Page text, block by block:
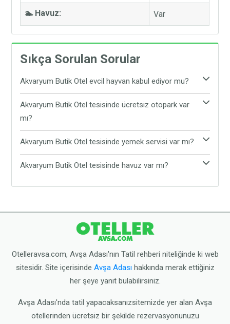
🏊 Havuz: Var
Sıkça Sorulan Sorular
Akvaryum Butik Otel evcil hayvan kabul ediyor mu?
Evet, Akvaryum Butik Otel evcil hayvan kabul
etmektedir. Tesiste evcil hayvanınız ile rahat ve
konforlu bir şekilde tatil yapabilirsiniz.
Akvaryum Butik Otel tesisinde ücretsiz otopark var
mı?
Evet, Akvaryum Butik Otel tesisinde ücretsiz otopark
bulunmaktadır. Araç ile gelen tatilciler, araçlarını
Akvaryum Butik Otel tesisinde yemek servisi var mı?
Akvaryum Butik Otel tesisinde yemek servisi
bulunmamaktadır. Tesis çevresinde yer alan Avşa
Akvaryum Butik Otel tesisinde havuz var mı?
Otelleravsa.com, Avşa Adası'nın Tatil rehberi niteliğinde ki web
sitesidir. Site içerisinde Avşa Adasıhakkında merak ettiğiniz
her şeye yanıt bulabilirsiniz.
Avşa Adası'nda tatil yapacaksanızsitemizde yer alan Avşa
otellerinden ücretsiz bir şekilde rezervasyonunuzu